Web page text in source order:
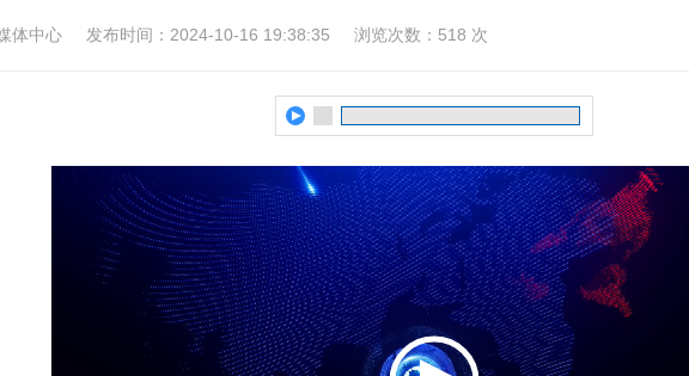
体中心 发布时间：2024-10-16 19:38:35 浏览次数： 518 次